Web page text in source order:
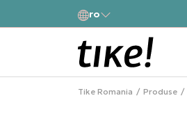
ro
Tike Romania Produse